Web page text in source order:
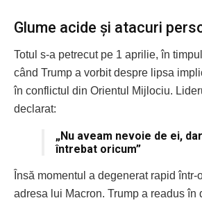
Glume acide și atacuri
Totul s-a petrecut pe 1 aprilie, în
când Trump a vorbit despre lipsa
în conflictul din Orientul Mijlociu.
declarat:
„Nu aveam nevoie de ei,
întrebat oricum”
Însă momentul a degenerat rapid
adresa lui Macron. Trump a readus în